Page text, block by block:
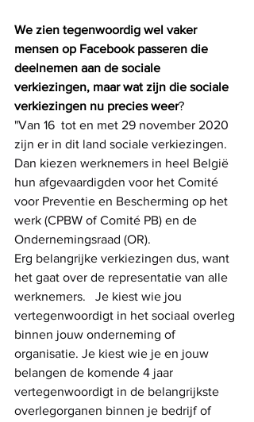
We zien tegenwoordig wel vaker
mensen op Facebook passeren die
deelnemen aan de sociale
verkiezingen, maar wat zijn die sociale
verkiezingen nu precies weer?
"Van 16  tot en met 29 november 2020
zijn er in dit land sociale verkiezingen.
Dan kiezen werknemers in heel België
hun afgevaardigden voor het Comité
voor Preventie en Bescherming op het
werk (CPBW of Comité PB) en de
Ondernemingsraad (OR).
Erg belangrijke verkiezingen dus, want
het gaat over de representatie van alle
werknemers.   Je kiest wie jou
vertegenwoordigt in het sociaal overleg
binnen jouw onderneming of
organisatie. Je kiest wie je en jouw
belangen de komende 4 jaar
vertegenwoordigt in de belangrijkste
overlegorganen binnen je bedrijf of